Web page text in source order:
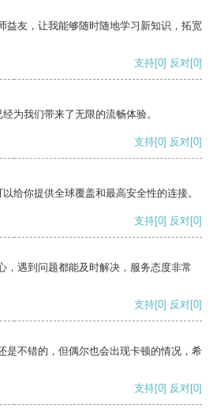
益友，让我能够随时随地学习新知识，拓宽
支持[0] 反对[0]
为我们带来了无限的流畅体验。
支持[0] 反对[0]
给你提供全球覆盖和最高安全性的连接。
支持[0] 反对[0]
，遇到问题都能及时解决，服务态度非常
支持[0] 反对[0]
是不错的，但偶尔也会出现卡顿的情况，希
支持[0] 反对[0]